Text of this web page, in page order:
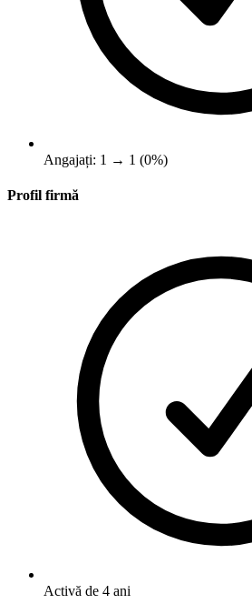
Angajați: 1 → 1 (0%)
Profil firmă
Activă de 4 ani